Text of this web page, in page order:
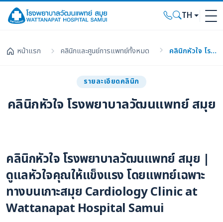
TH
หน้าแรก คลินิกและศูนย์การแพทย์ทั้งหมด คลินิกหัวใจ โรงพยาบาลวัฒนแพทย์ สมุย
รายละเอียดคลินิก
คลินิกหัวใจ โรงพยาบาลวัฒนแพทย์ สมุย
คลินิกหัวใจ โรงพยาบาลวัฒนแพทย์ สมุย |
ดูแลหัวใจคุณให้แข็งแรง โดยแพทย์เฉพาะ
ทางบนเกาะสมุย Cardiology Clinic at
Wattanapat Hospital Samui